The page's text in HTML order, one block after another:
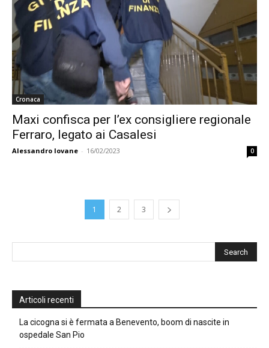
Cronaca
Maxi confisca per l’ex consigliere regionale
Ferraro, legato ai Casalesi
Alessandro Iovane - 16/02/2023 0
1 2 3
Articoli recenti
La cicogna si è fermata a Benevento, boom di nascite in
ospedale San Pio